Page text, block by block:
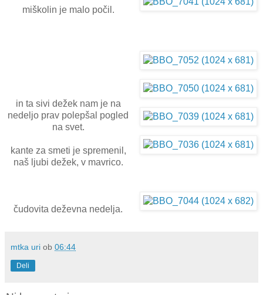
miškolin je malo počil.
in ta sivi dežek nam je na
nedeljo prav polepšal pogled
na svet.
kante za smeti je spremenil,
naš ljubi dežek, v mavrico.
čudovita deževna nedelja.
mtka uri ob 06:44
Deli